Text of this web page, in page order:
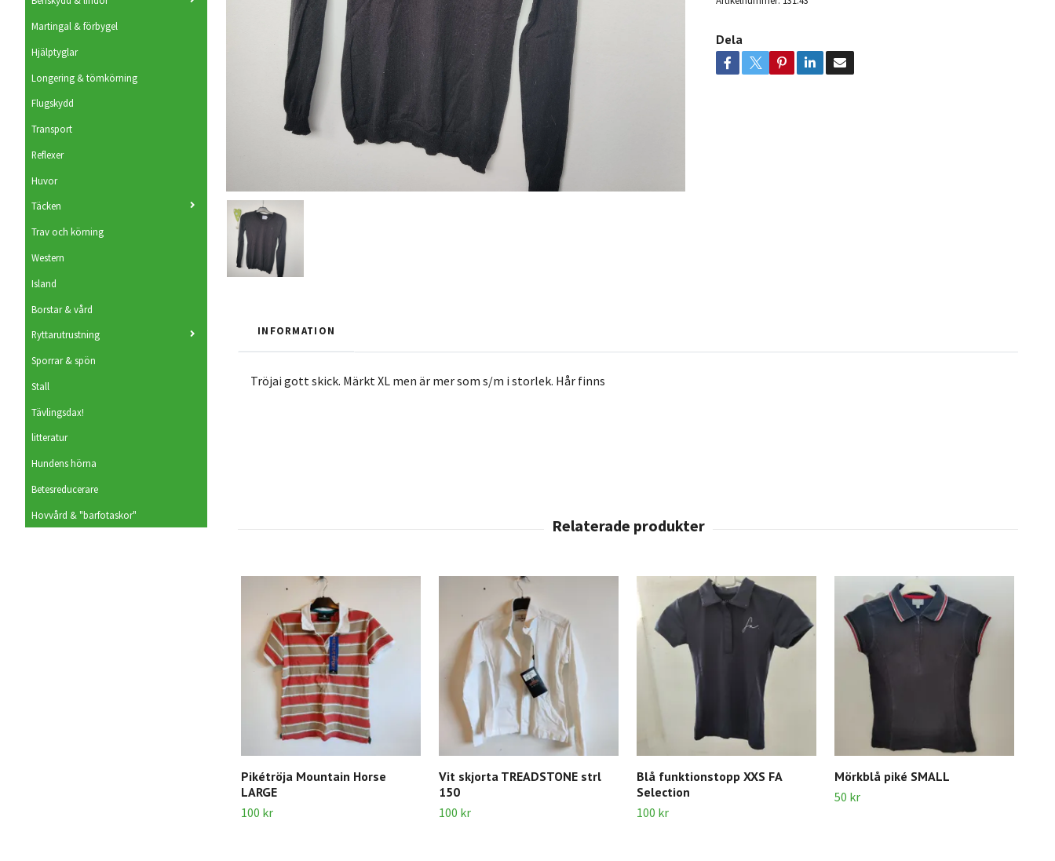
Martingal & förbygel
Hjälptyglar
Longering & tömkörning
Flugskydd
Transport
Reflexer
Huvor
Täcken
Trav och körning
Western
Island
Borstar & vård
Ryttarutrustning
Sporrar & spön
Stall
Tävlingsdax!
litteratur
Hundens hörna
Betesreducerare
Hovvård & "barfotaskor"
Dela
INFORMATION
Tröjai gott skick. Märkt XL men är mer som s/m i storlek. Hår finns
Pikétröja Mountain Horse
LARGE
100 kr
Vit skjorta TREADSTONE strl
150
100 kr
Blå funktionstopp XXS FA
Selection
100 kr
Mörkblå piké SMALL
50 kr